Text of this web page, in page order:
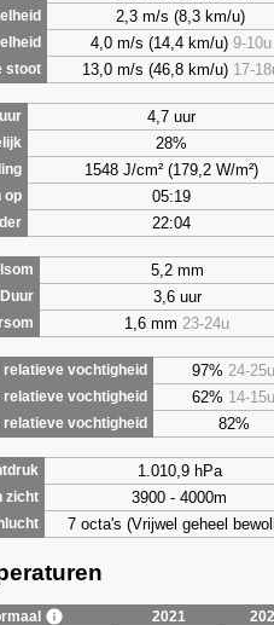
2,3 m/s (8,3 km/u)
4,0 m/s (14,4 km/u) 9-10u
stoot 13,0 m/s (46,8 km/u) 17-
4,7 uur
28%
1548 J/cm² (179,2 W/m²)
op 05:19
22:04
5,2 mm
Duur 3,6 uur
1,6 mm 23-24u
relatieve vochtigheid 97% 24-25u
relatieve vochtigheid 62% 14-15u
relatieve vochtigheid 82%
1.010,9 hPa
zicht 3900 - 4000m
7 octa's (Vrijwel geheel
2021